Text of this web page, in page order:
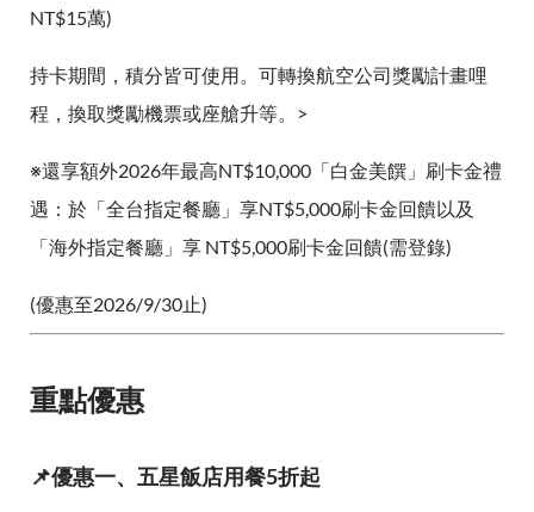
NT$15萬)
持卡期間，積分皆可使用。可轉換航空公司獎勵計畫哩
程，換取獎勵機票或座艙升等。>
※還享額外2026年最高NT$10,000「白金美饌」刷卡金禮
遇：於「全台指定餐廳」享NT$5,000刷卡金回饋以及
「海外指定餐廳」享 NT$5,000刷卡金回饋(需登錄)
(優惠至2026/9/30止)
重點優惠
📌優惠一、五星飯店用餐5折起